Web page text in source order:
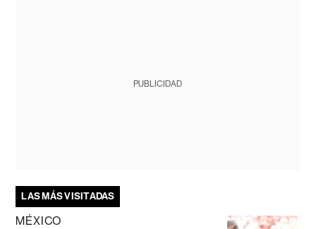
PUBLICIDAD
LAS MÁS VISITADAS
MÉXICO